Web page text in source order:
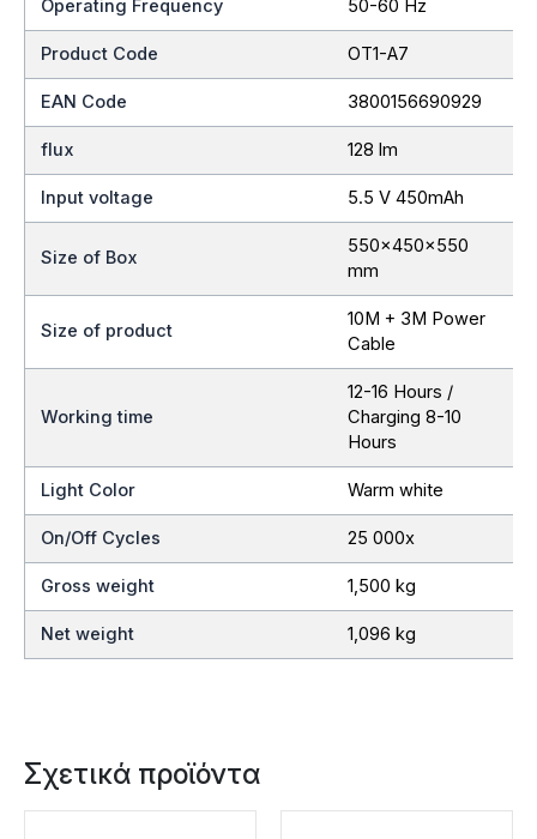
Operating Frequency 50-60 Hz
Product Code OT1-A7
EAN Code 3800156690929
flux 128 lm
Input voltage 5.5 V 450mAh
Size of Box
550x450x550
mm
Size of product
10M + 3M Power
Cable
Working time
12-16 Hours /
Charging 8-10
Hours
Light Color Warm white
On/Off Cycles 25 000x
Gross weight 1,500 kg
Net weight 1,096 kg
Σχετικά προϊόντα